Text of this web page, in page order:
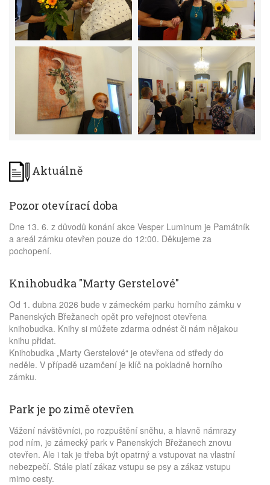
Aktuálně
Pozor otevírací doba
Dne 13. 6. z důvodů konání akce Vesper Luminum je Památník
a areál zámku otevřen pouze do 12:00. Děkujeme za
pochopení.
Knihobudka "Marty Gerstelové"
Od 1. dubna 2026 bude v zámeckém parku horního zámku v
Panenských Břežanech opět pro veřejnost otevřena
knihobudka. Knihy si můžete zdarma odnést či nám nějakou
knihu přidat.
Knihobudka „Marty Gerstelové“ je otevřena od středy do
neděle. V případě uzamčení je klíč na pokladně horního
zámku.
Park je po zimě otevřen
Vážení návštěvníci, po rozpuštění sněhu, a hlavně námrazy
pod ním, je zámecký park v Panenských Břežanech znovu
otevřen. Ale i tak je třeba být opatrný a vstupovat na vlastní
nebezpečí. Stále platí zákaz vstupu se psy a zákaz vstupu
mimo cesty.